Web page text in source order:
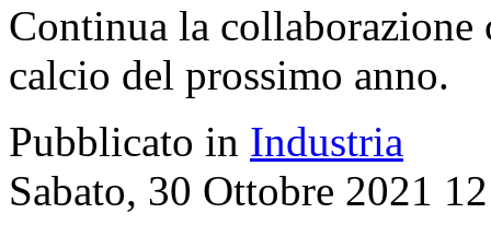
Continua la
calcio del prossimo anno.
Pubblicato in Industria
Sabato, 30 Ottobre 2021